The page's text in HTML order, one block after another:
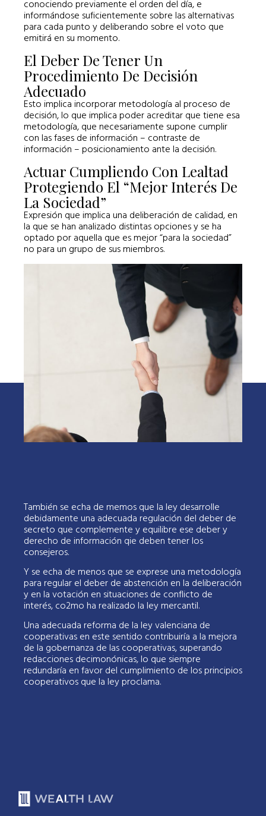
conociendo previamente el orden del día, e
informándose suficientemente sobre las alternativas
para cada punto y deliberando sobre el voto que
emitirá en su momento.
El Deber De Tener Un
Procedimiento De Decisión
Adecuado
Esto implica incorporar metodología al proceso de
decisión, lo que implica poder acreditar que tiene esa
metodología, que necesariamente supone cumplir
con las fases de información – contraste de
información – posicionamiento ante la decisión.
Actuar Cumpliendo Con Lealtad
Protegiendo El “mejor Interés De
La Sociedad”
Expresión que implica una deliberación de calidad, en
la que se han analizado distintas opciones y se ha
optado por aquella que es mejor “para la sociedad”
no para un grupo de sus miembros.
También se echa de memos que la ley desarrolle
debidamente una adecuada regulación del deber de
secreto que complemente y equilibre ese deber y
derecho de información qie deben tener los
consejeros.
Y se echa de menos que se exprese una metodología
para regular el deber de abstención en la deliberación
y en la votación en situaciones de conflicto de
interés, co2mo ha realizado la ley mercantil.
Una adecuada reforma de la ley valenciana de
cooperativas en este sentido contribuiría a la mejora
de la gobernanza de las cooperativas, superando
redacciones decimonónicas, lo que siempre
redundaría en favor del cumplimiento de los principios
cooperativos que la ley proclama.